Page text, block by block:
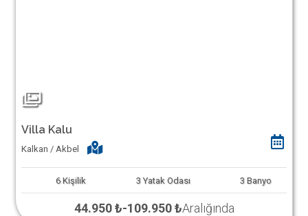
Villa Kalu
Kalkan / Akbel
6 Kişilik 3 Yatak Odası 3 Banyo
44.950 ₺-109.950 ₺Aralığında